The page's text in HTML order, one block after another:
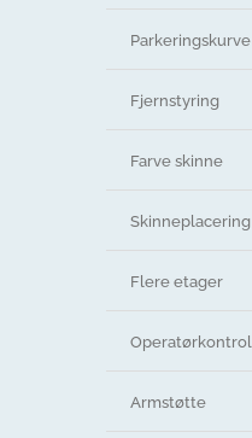
Parkeringskurve
Fjernstyring
Farve skinne
Skinneplacering
Flere etager
Operatørkontrol
Armstøtte